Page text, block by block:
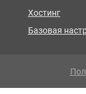
Хостинг
Базовая